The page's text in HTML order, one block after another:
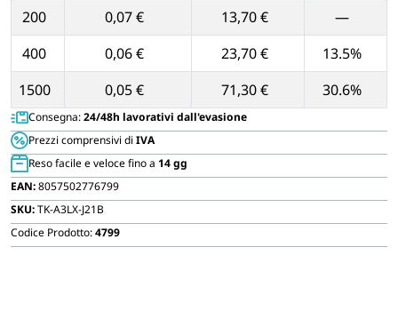
BIODEGRADABILE
coperchi
quantità
Tabella dei prezzi unitari in base alla quantità di Pezzi
200
0,07 € 13,70 €
—
400
0,06 € 23,70 €
13.5%
1500
0,05 € 71,30 € 30.6%
Consegna:24/48h lavorativi dall'evasione
Prezzi comprensivi di IVA
Reso facile e veloce fino a 14 gg
EAN:8057502776799
SKU:TK-A3LX-J21B
Codice Prodotto:4799